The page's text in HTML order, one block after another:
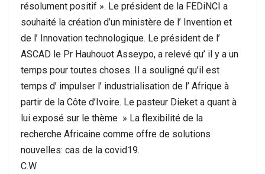
résolument positif ». Le président de la FEDiNCI a
souhaité la création d’un ministère de l’ Invention et
de l’ Innovation technologique. Le président de l’
ASCAD le Pr Hauhouot Asseypo, a relevé qu’ il y a un
temps pour toutes choses. Il a souligné qu’il est
temps d’ impulser l’ industrialisation de l’ Afrique à
partir de la Côte d’Ivoire. Le pasteur Dieket a quant à
lui exposé sur le thème » La flexibilité de la
recherche Africaine comme offre de solutions
nouvelles: cas de la covid19.
C.W